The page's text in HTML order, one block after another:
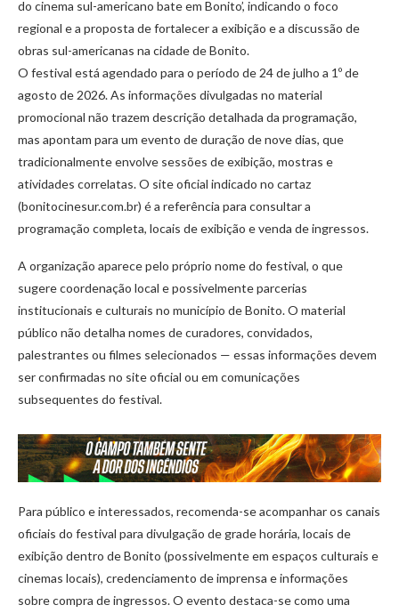
do cinema sul-americano bate em Bonito’, indicando o foco
regional e a proposta de fortalecer a exibição e a discussão de
obras sul-americanas na cidade de Bonito.
O festival está agendado para o período de 24 de julho a 1º de
agosto de 2026. As informações divulgadas no material
promocional não trazem descrição detalhada da programação,
mas apontam para um evento de duração de nove dias, que
tradicionalmente envolve sessões de exibição, mostras e
atividades correlatas. O site oficial indicado no cartaz
(bonitocinesur.com.br) é a referência para consultar a
programação completa, locais de exibição e venda de ingressos.
A organização aparece pelo próprio nome do festival, o que
sugere coordenação local e possivelmente parcerias
institucionais e culturais no município de Bonito. O material
público não detalha nomes de curadores, convidados,
palestrantes ou filmes selecionados — essas informações devem
ser confirmadas no site oficial ou em comunicações
subsequentes do festival.
Para público e interessados, recomenda-se acompanhar os canais
oficiais do festival para divulgação de grade horária, locais de
exibição dentro de Bonito (possivelmente em espaços culturais e
cinemas locais), credenciamento de imprensa e informações
sobre compra de ingressos. O evento destaca-se como uma